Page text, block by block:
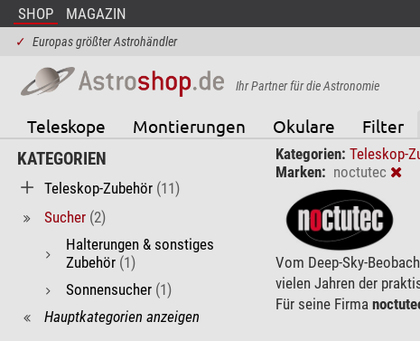
SHOP MAGAZIN
✓ Europas größter Astrohändler
Ihr Partner für die Astronomie
Teleskope Montierungen Okulare Filter
KATEGORIEN
Teleskop-Zubehör (11)
Sucher (2)
Halterungen & sonstiges
Zubehör (1)
Sonnensucher (1)
Hauptkategorien anzeigen
Kategorien: Teleskop-
Marken: noctutec
Vom Deep-Sky-
vielen Jahren der
Für seine Firma